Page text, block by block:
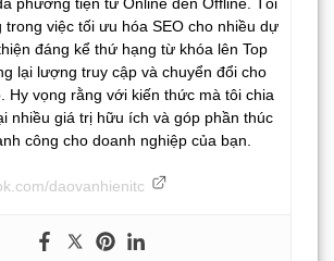
phương tiện từ Online đến Offline. Tôi
trong việc tối ưu hóa SEO cho nhiều dự
đáng kể thứ hạng từ khóa lên Top
lại lượng truy cập và chuyển đổi cho
Hy vọng rằng với kiến thức mà tôi chia
nhiều giá trị hữu ích và góp phần thúc
công cho doanh nghiệp của bạn.
daovanhienitc